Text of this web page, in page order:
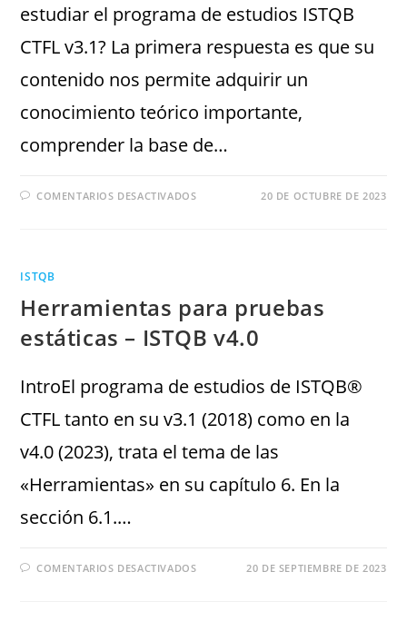
estudiar el programa de estudios ISTQB
CTFL v3.1? La primera respuesta es que su
contenido nos permite adquirir un
conocimiento teórico importante,
comprender la base de…
COMENTARIOS DESACTIVADOS 20 DE OCTUBRE DE 2023
ISTQB
Herramientas para pruebas
estáticas – ISTQB v4.0
IntroEl programa de estudios de ISTQB®
CTFL tanto en su v3.1 (2018) como en la
v4.0 (2023), trata el tema de las
«Herramientas» en su capítulo 6. En la
sección 6.1.…
COMENTARIOS DESACTIVADOS 20 DE SEPTIEMBRE DE 2023